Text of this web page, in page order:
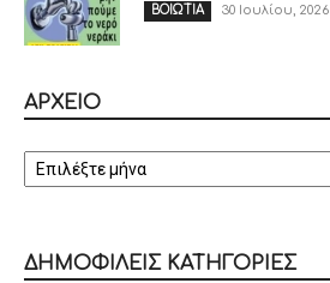
ΒΟΙΩΤΙΑ 30 Ιουλίου, 2026
ΑΡΧΕΙΟ
ΔΗΜΟΦΙΛΕΙΣ ΚΑΤΗΓΟΡΙΕΣ